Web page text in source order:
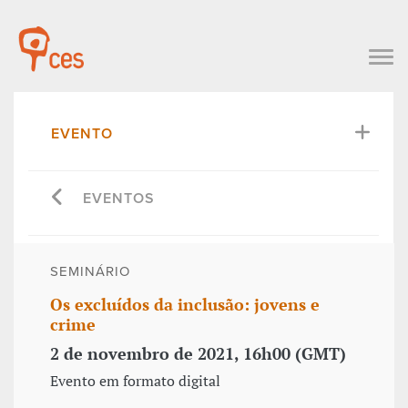
EVENTO
EVENTOS
SEMINÁRIO
Os excluídos da inclusão: jovens e
crime
2 de novembro de 2021, 16h00 (GMT)
Evento em formato digital